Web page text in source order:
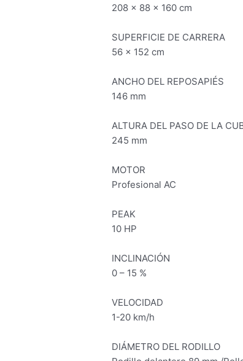
208 x 88 x 160 cm
SUPERFICIE DE CARRERA
56 x 152 cm
ANCHO DEL REPOSAPIÉS
146 mm
ALTURA DEL PASO DE LA
245 mm
MOTOR
Profesional AC
PEAK
10 HP
INCLINACIÓN
0 – 15 %
VELOCIDAD
1-20 km/h
DIÁMETRO DEL RODILLO